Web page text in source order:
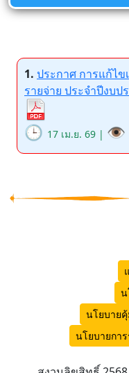
1. ประกาศ การแก้ไ
รายจ่าย ประจำปีงบ
🕒 17 เม.ย. 69 | 👁️
น
นโยบาย
นโยบายกา